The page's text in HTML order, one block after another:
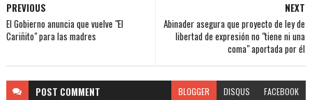
NEXT
Abinader asegura que proyecto de ley de
libertad de expresión no "tiene ni una
coma" aportada por él
PREVIOUS
El Gobierno anuncia que vuelve "El
Cariñito" para las madres
POST COMMENT BLOGGER DISQUS FACEBOOK